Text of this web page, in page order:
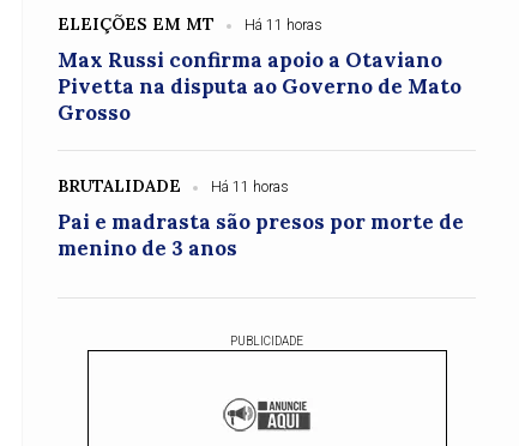
ELEIÇÕES EM MT Há 11 horas
Max Russi confirma apoio a Otaviano
Pivetta na disputa ao Governo de Mato
Grosso
BRUTALIDADE Há 11 horas
Pai e madrasta são presos por morte de
menino de 3 anos
PUBLICIDADE